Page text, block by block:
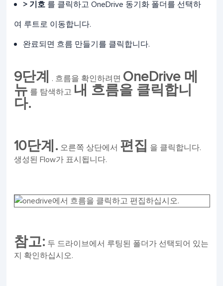
> 기호 를 클릭하고 OneDrive 동기화 폴더를 선택하
여 루트로 이동합니다.
완료되면 흐름 만들기를 클릭합니다.
9단계 . 흐름을 확인하려면 OneDrive 메
뉴 를 탐색하고 내 흐름을 클릭합니
다.
10단계. 오른쪽 상단에서 편집 을 클릭합니다.
생성된 Flow가 표시됩니다.
참고: 두 드라이브에서 루팅된 폴더가 선택되어 있는
지 확인하십시오.